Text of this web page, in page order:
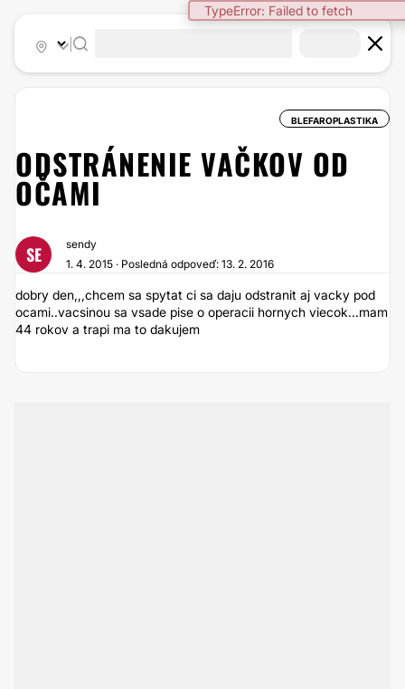
TypeError: Failed to fetch
BLEFAROPLASTIKA
ODSTRÁNENIE VAČKOV OD
OČAMI
SE
sendy
1. 4. 2015 · Posledná odpoveď: 13. 2. 2016
dobry den,,,chcem sa spytat ci sa daju odstranit aj vacky pod
ocami..vacsinou sa vsade pise o operacii hornych viecok...mam
44 rokov a trapi ma to dakujem